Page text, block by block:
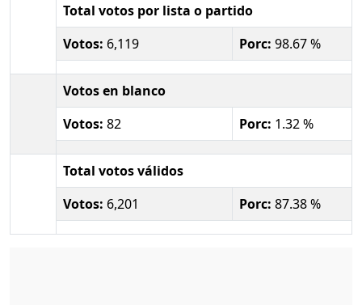
Total votos por lista o partido
Votos: 6,119 Porc: 98.67 %
Votos en blanco
Votos: 82 Porc: 1.32 %
Total votos válidos
Votos: 6,201 Porc: 87.38 %